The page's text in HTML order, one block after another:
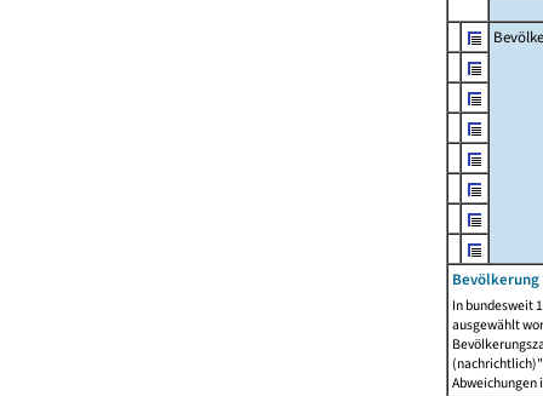
In bundesweit
ausgewählt
Abweichungen